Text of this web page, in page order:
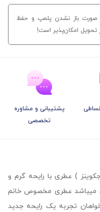
صورت باز نشدن پلمپ و حفظ
پشتیبانی و مشاوره
تخصصی
) عطری با رایحه گرم و
میباشد عطری مخصوص خانم
تجربه یک رایحه جدید